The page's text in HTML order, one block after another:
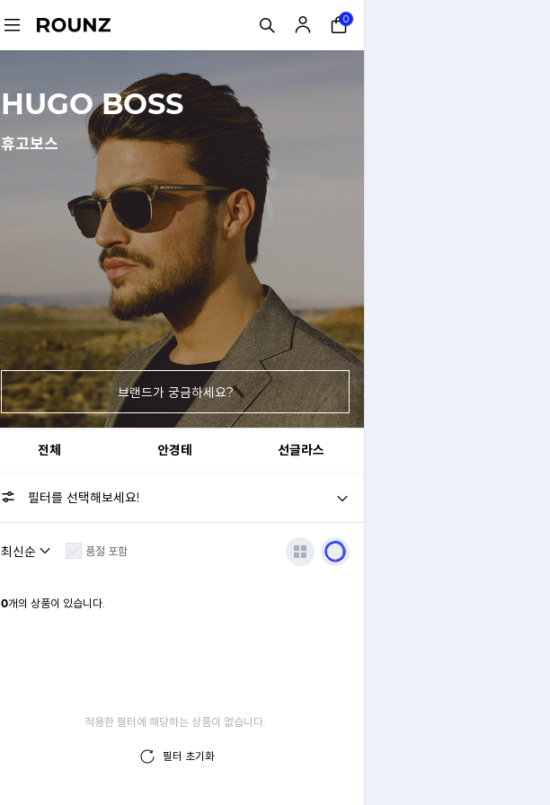
0
HUGO BOSS
휴고보스
브랜드가 궁금하세요?
전체 안경테 선글라스
필터를 선택해보세요!
품절 포함
0개의 상품이 있습니다.
적용한 필터에 해당하는 상품이 없습니다.
필터 초기화